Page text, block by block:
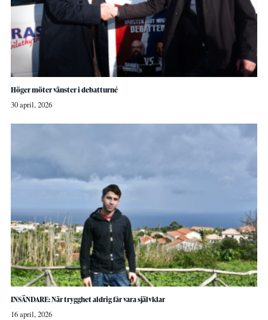
Höger möter vänster i debatturné
30 april, 2026
INSÄNDARE: När trygghet aldrig får vara självklar
16 april, 2026